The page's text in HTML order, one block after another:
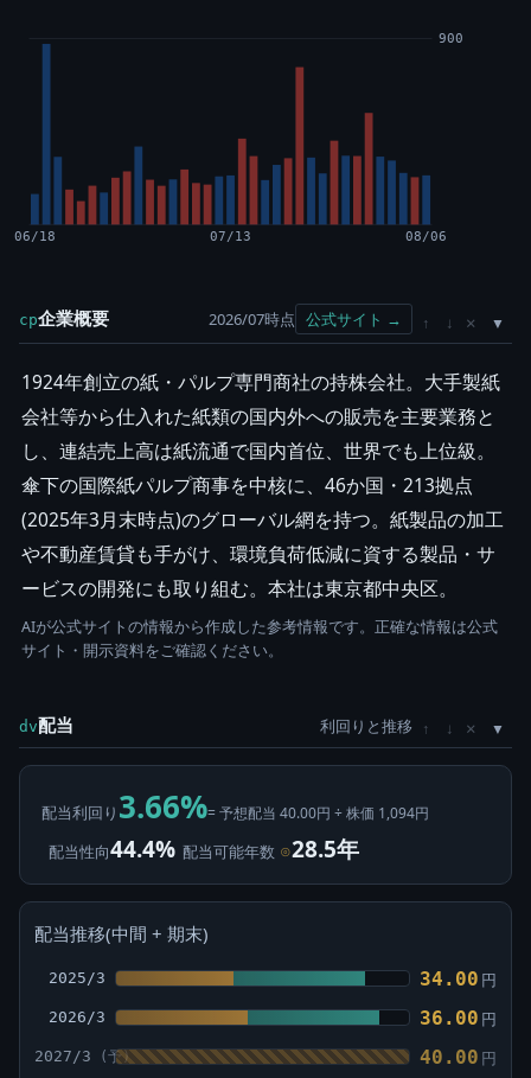
900
06/18 07/13 08/06
cp企業概要 2026/07時点 公式サイト → ↑ ↓ ×
1924年創立の紙・パルプ専門商社の持株会社。大手製紙
会社等から仕入れた紙類の国内外への販売を主要業務と
し、連結売上高は紙流通で国内首位、世界でも上位級。
傘下の国際紙パルプ商事を中核に、46か国・213拠点
(2025年3月末時点)のグローバル網を持つ。紙製品の加工
や不動産賃貸も手がけ、環境負荷低減に資する製品・サ
ービスの開発にも取り組む。本社は東京都中央区。
AIが公式サイトの情報から作成した参考情報です。正確な情報は公式
サイト・開示資料をご確認ください。
dv配当 利回りと推移 ↑ ↓ ×
配当利回り 3.66%= 予想配当 40.00円 ÷ 株価 1,094円
配当性向44.4% 配当可能年数 ⊙28.5年
配当推移(中間 + 期末)
2025/3 34.00 円
2026/3 36.00 円
2027/3 40.00 円